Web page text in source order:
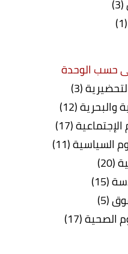
حسب الوحدة
(3)
(12)
(17)
السياسية (11)
(20)
(15)
(5)
(17)